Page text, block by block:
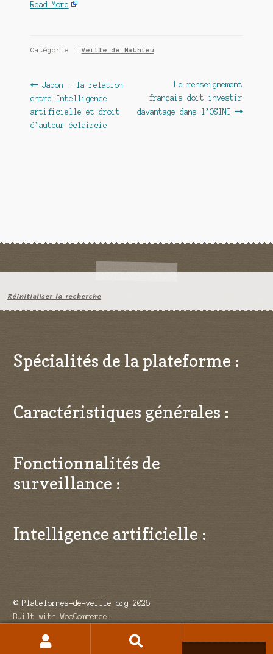
Read More
Catégorie :Veille de Mathieu
Navigation
de
l’article
Article
précédent :
Japon : la relation
entre Intelligence
artificielle et droit
d’auteur éclaircie
Article
suivant :
Le renseignement
français doit investir
davantage dans l’OSINT
Réinitialiser la recherche
Spécialités de la plateforme :
Caractéristiques générales :
Fonctionnalités de
surveillance :
Intelligence artificielle :
© Plateformes-de-veille.org 2026
Built with WooCommerce
Recherche